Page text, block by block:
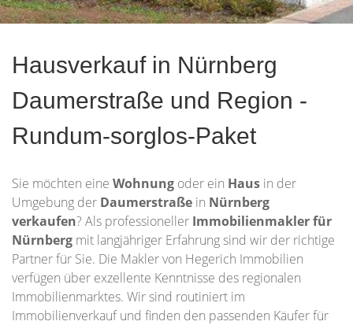
Hausverkauf in Nürnberg
Daumerstraße und Region -
Rundum-sorglos-Paket
Sie möchten eine Wohnung oder ein Haus in der
Umgebung der Daumerstraße in Nürnberg
verkaufen? Als professioneller Immobilienmakler für
Nürnberg mit langjähriger Erfahrung sind wir der richtige
Partner für Sie. Die Makler von Hegerich Immobilien
verfügen über exzellente Kenntnisse des regionalen
Immobilienmarktes. Wir sind routiniert im
Immobilienverkauf und finden den passenden Käufer für